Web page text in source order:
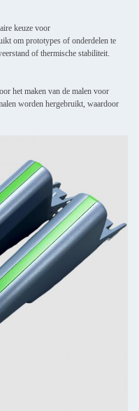
keuze voor
om prototypes of onderdelen te
of thermische stabiliteit.
het maken van de malen voor
worden hergebruikt, waardoor